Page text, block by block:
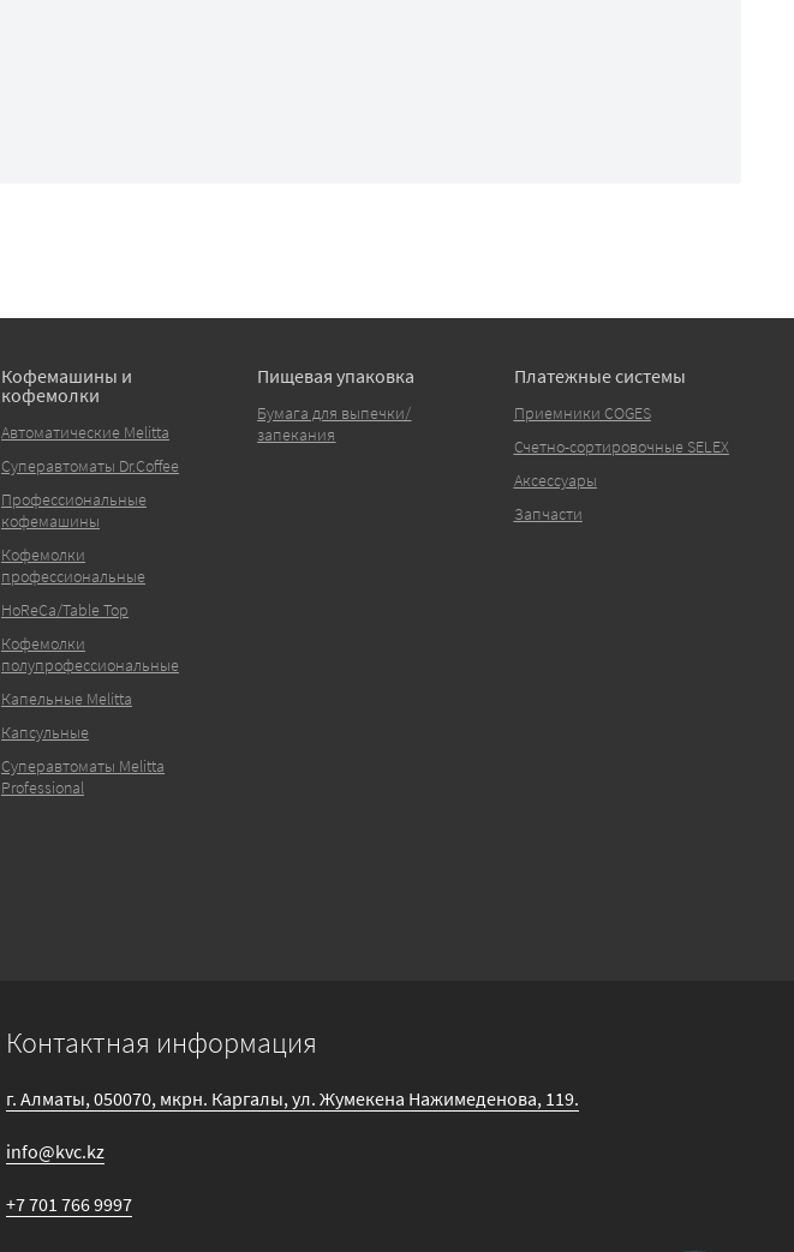
Кофемашины и
кофемолки
Автоматические Melitta
Суперавтоматы Dr.Coffee
Профессиональные
кофемашины
Кофемолки
профессиональные
HoReCa/Table Top
Кофемолки
полупрофессиональные
Капельные Melitta
Капсульные
Суперавтоматы Melitta
Professional
Пищевая упаковка
Бумага для выпечки/
запекания
Платежные системы
Приемники COGES
Счетно-сортировочные SELEX
Аксессуары
Запчасти
Контактная информация
г. Алматы, 050070, мкрн. Каргалы, ул. Жумекена Нажимеденова, 119.
info@kvc.kz
+7 701 766 9997